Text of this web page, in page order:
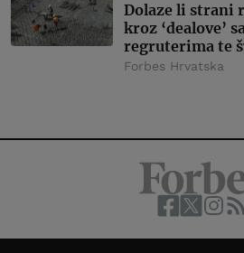
Dolaze li strani
kroz ‘dealove’
regruterima te
Forbes Hrvatska